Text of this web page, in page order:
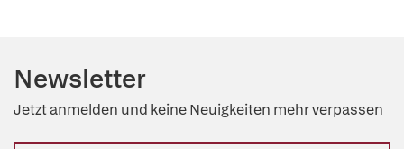
Newsletter
Jetzt anmelden und keine Neuigkeiten mehr verpassen